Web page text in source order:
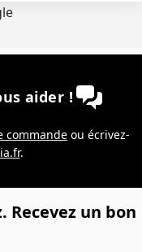
aider !
commande ou écrivez-
.
Recevez un bon